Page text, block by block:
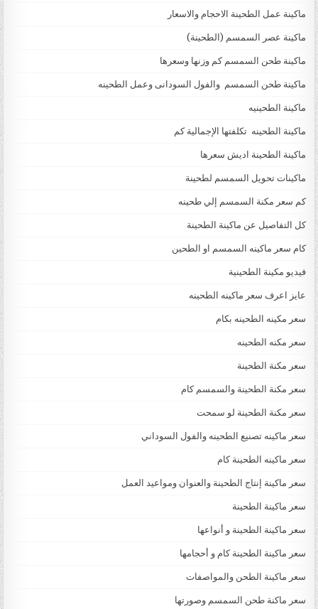
ماكينة عمل الطحينة الاحجام والاسعار
ماكينة عصر السمسم (الطحينة)
ماكينة طحن السمسم كم وزنها وسعرها
ماكينة طحن السمسم والفول السودانى وعمل الطحينه
ماكينة الطحينيه
ماكينة الطحينه تكلفتها الإجمالية كم
ماكينة الطحينة اديش سعرها
ماكينات تحويل السمسم لطحينة
كم سعر مكنة السمسم إلي طحينه
كل التفاصيل عن ماكينة الطحينة
كام سعر ماكينه السمسم او الطحين
فيديو مكينة الطحينية
عايز اعرف سعر ماكينه الطحينه
سعر مكينه الطحينه بكام
سعر مكنه الطحينه
سعر مكنة الطحينة
سعر مكنة الطحينة والسمسم كام
سعر مكنة الطحينة لو سمحت
سعر ماكينه تصنيع الطحينه والفول السوداني
سعر ماكينه الطحينة كام
سعر ماكينة إنتاج الطحينة والعنوان ومواعيد العمل
سعر ماكينة الطحينة
سعر ماكينة الطحينة و أنواعها
سعر ماكينة الطحينة كام و أحجامها
سعر ماكينة الطحن والمواصفات
سعر ماكنة طحن السمسم وصورتها